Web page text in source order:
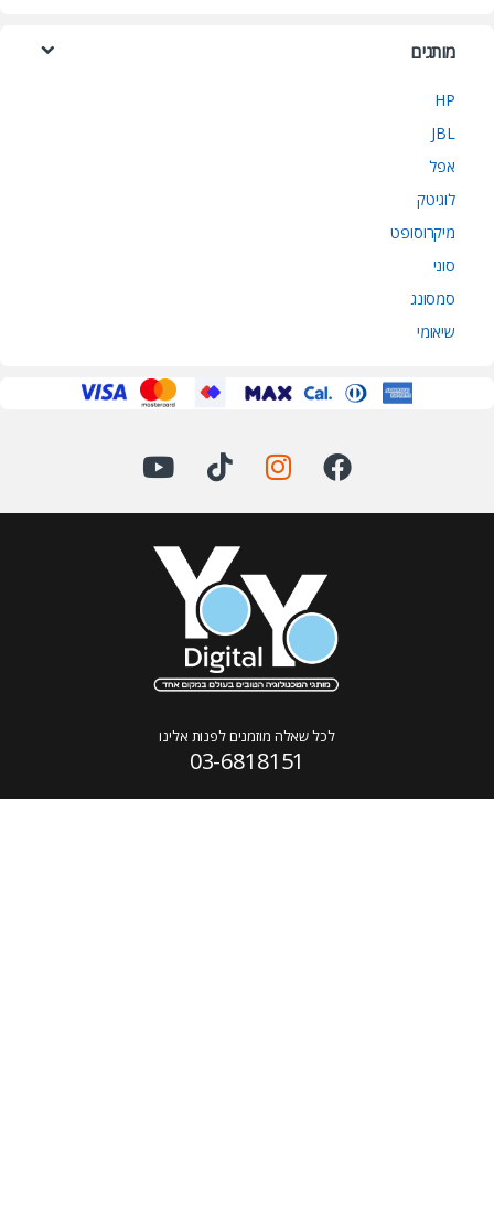
מותגים
HP
JBL
אפל
לוגיטק
מיקרוסופט
סוני
סמסונג
שיאומי
לכל שאלה מוזמנים לפנות אלינו
03-6818151